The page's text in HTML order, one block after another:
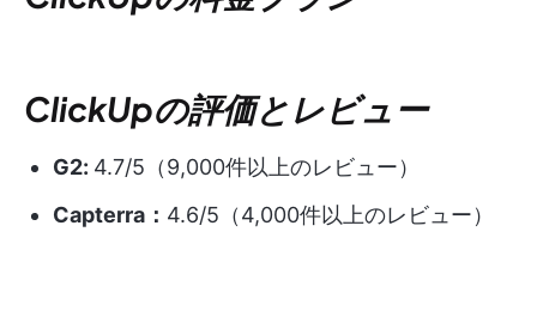
ClickUpの評価とレビュー
G2: 4.7/5（9,000件以上のレビュー）
Capterra： 4.6/5（4,000件以上のレビュー）